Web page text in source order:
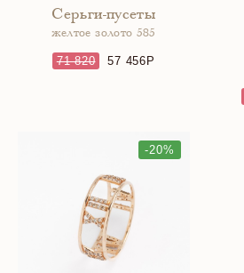
Серьги-пусеты
желтое золото 585
71 820 57 456
-20%